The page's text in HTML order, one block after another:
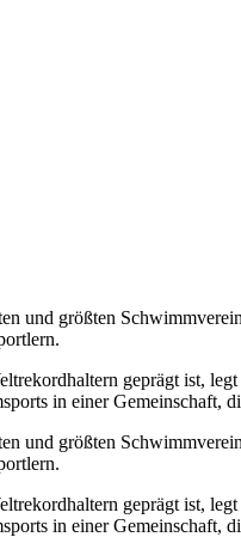
und größten
geprägt ist,
in einer Gemeinschaft,
und größten
geprägt ist,
in einer Gemeinschaft,